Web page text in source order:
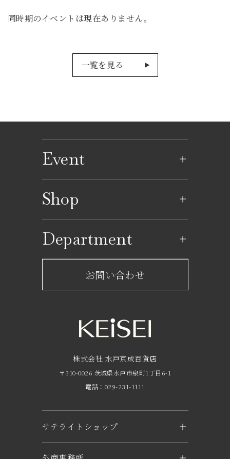
同時期のイベントは現在ありません。
一覧を見る
Event
イベントカレンダー
Shop
レストラン一覧
ショップからのお知らせ
フロアガイド
Department
サービスのご案内
京成友の会
京成ポイントカードについて
企業概要
お問い合わせ
株式会社 水戸京成百貨店
〒310-0026 茨城県水戸市泉町1丁目6-1
電話：029-231-1111
サテライトショップ
KEiSEI ＆ owl（つくば）